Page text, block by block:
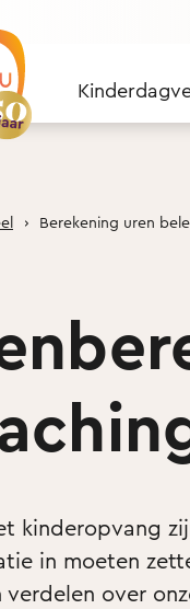
Berekening uren
kinderopvang
in moeten
verdelen over